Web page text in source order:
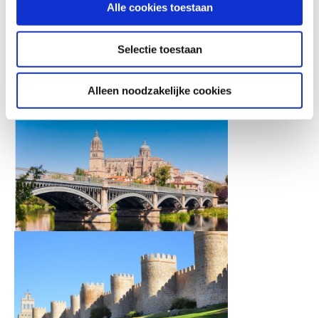
Alle cookies toestaan
Selectie toestaan
Alleen noodzakelijke cookies